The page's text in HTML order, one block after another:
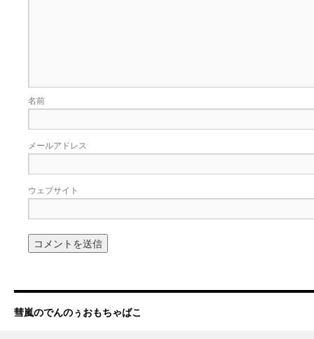
名前
メールアドレス
ウェブサイト
彗嵐のでんのぅおもちゃばこ